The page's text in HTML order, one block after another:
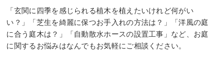
「玄関に四季を感じられる植木を植えたいけれど何がい
い？」「芝生を綺麗に保つお手入れの方法は？」「洋風の庭
に合う庭木は？」「自動散水ホースの設置工事」など、お庭
に関するお悩みはなんでもお気軽にご相談ください。